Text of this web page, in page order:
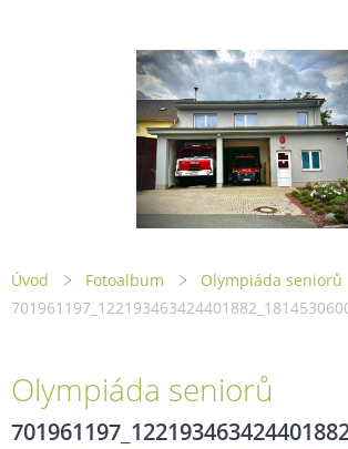
Úvod Fotoalbum
Olympiáda seniorů
Olympiáda seniorů